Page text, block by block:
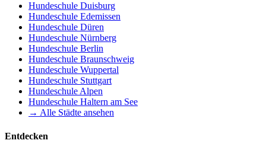
Hundeschule Duisburg
Hundeschule Edemissen
Hundeschule Düren
Hundeschule Nürnberg
Hundeschule Berlin
Hundeschule Braunschweig
Hundeschule Wuppertal
Hundeschule Stuttgart
HundeschuleAlpen
Hundeschule Haltern am See
→ Alle Städte ansehen
Entdecken